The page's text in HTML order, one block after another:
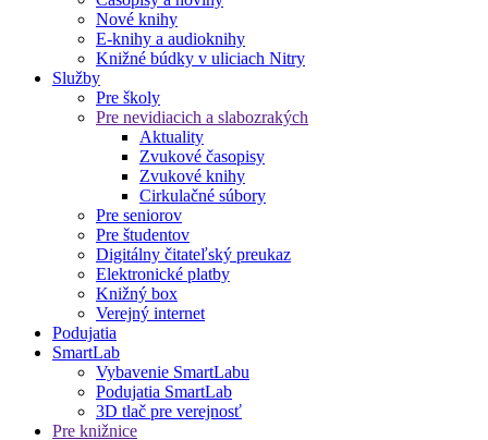
Nové knihy
E-knihy a audioknihy
Knižné búdky v uliciach Nitry
Služby
Pre školy
Pre nevidiacich a slabozrakých
Aktuality
Zvukové časopisy
Zvukové knihy
Cirkulačné súbory
Pre seniorov
Pre študentov
Digitálny čitateľský preukaz
Elektronické platby
Knižný box
Verejný internet
Podujatia
SmartLab
Vybavenie SmartLabu
Podujatia SmartLab
3D tlač pre verejnosť
Pre knižnice